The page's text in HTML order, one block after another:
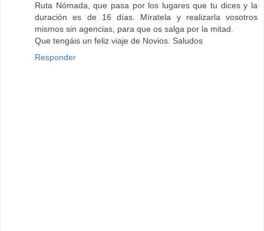
Ruta Nómada, que pasa por los lugares que tu dices y la
duración es de 16 días. Míratela y realizarla vosotros
mismos sin agencias, para que os salga por la mitad.
Que tengáis un feliz viaje de Novios. Saludos
Responder